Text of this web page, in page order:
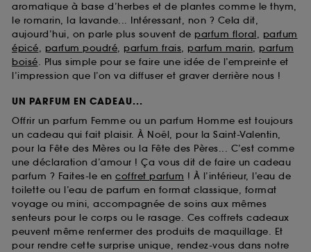
aromatique à base d’herbes et de plantes comme le thym,
le romarin, la lavande... Intéressant, non ? Cela dit,
aujourd’hui, on parle plus souvent de parfum floral, parfum
épicé, parfum poudré, parfum frais, parfum marin, parfum
boisé. Plus simple pour se faire une idée de l’empreinte et
l’impression que l’on va diffuser et graver derrière nous !
UN PARFUM EN CADEAU...
Offrir un parfum Femme ou un parfum Homme est toujours
un cadeau qui fait plaisir. À Noël, pour la Saint-Valentin,
pour la Fête des Mères ou la Fête des Pères... C’est comme
une déclaration d’amour ! Ça vous dit de faire un cadeau
parfum ? Faites-le en coffret parfum ! À l’intérieur, l’eau de
toilette ou l’eau de parfum en format classique, format
voyage ou mini, accompagnée de soins aux mêmes
senteurs pour le corps ou le rasage. Ces coffrets cadeaux
peuvent même renfermer des produits de maquillage. Et
pour rendre cette surprise unique, rendez-vous dans notre